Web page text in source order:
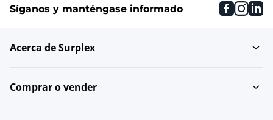
Deportes de doma, salto
Materiales contra
incendios
Síganos y manténgase informado
Acerca de Surplex
Comprar o vender